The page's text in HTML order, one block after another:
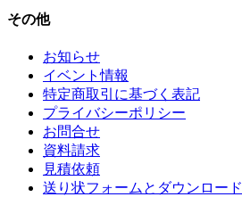
その他
お知らせ
イベント情報
特定商取引に基づく表記
プライバシーポリシー
お問合せ
資料請求
見積依頼
送り状フォームとダウンロード